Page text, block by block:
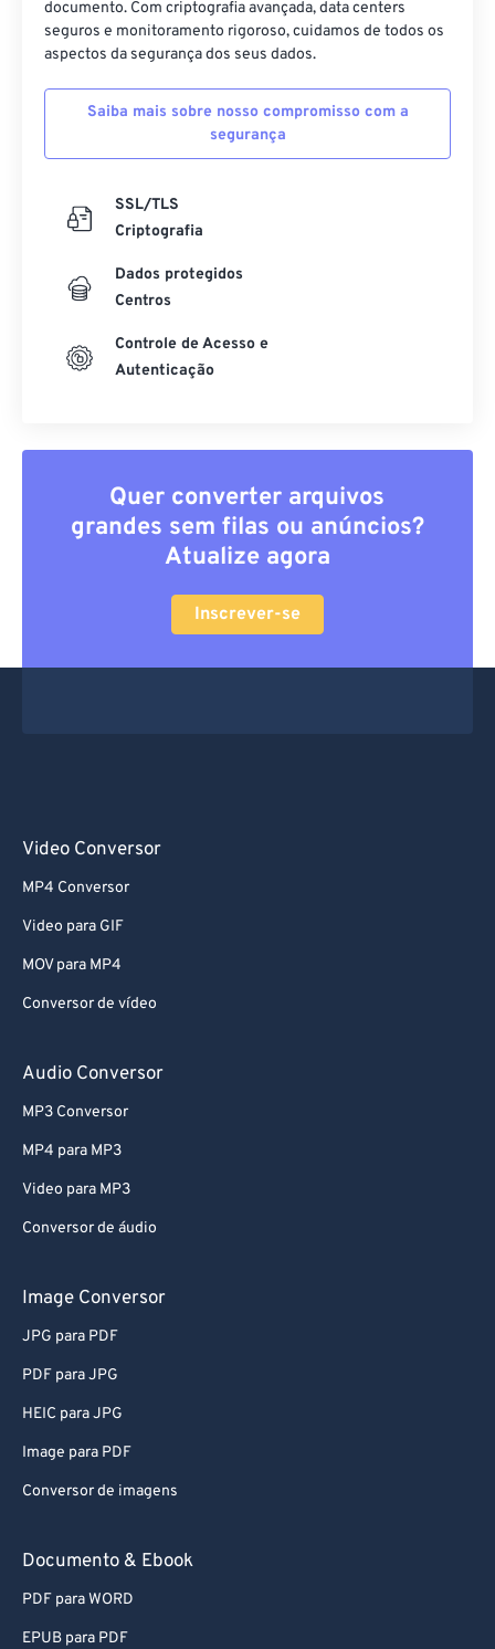
documento. Com criptografia avançada, data centers
seguros e monitoramento rigoroso, cuidamos de todos os
aspectos da segurança dos seus dados.
Saiba mais sobre nosso compromisso com a
segurança
SSL/TLS
Criptografia
Dados protegidos
Centros
Controle de Acesso e
Autenticação
Quer converter arquivos
grandes sem filas ou anúncios?
Atualize agora
Inscrever-se
Video Conversor
MP4 Conversor
Video para GIF
MOV para MP4
Conversor de vídeo
Audio Conversor
MP3 Conversor
MP4 para MP3
Video para MP3
Conversor de áudio
Image Conversor
JPG para PDF
PDF para JPG
HEIC para JPG
Image para PDF
Conversor de imagens
Documento & Ebook
PDF para WORD
EPUB para PDF